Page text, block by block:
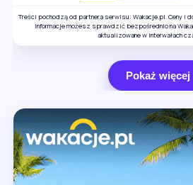
Treści pochodzą od partnera serwisu: Wakacje.pl. Ceny i
informacje możesz sprawdzić bezpośrednio na
aktualizowane w interwałach
Pokaż więcej